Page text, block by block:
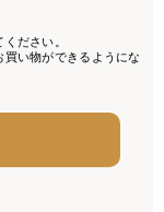
ださい。
い物ができるようにな